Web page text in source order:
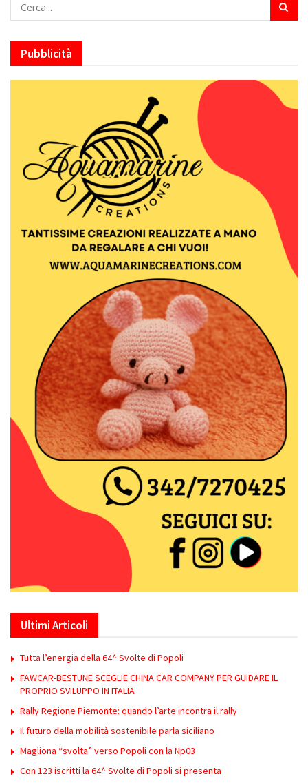
Pubblicità
Ultimi Articoli
Tutta l’energia della 64^ Svolte di Popoli
FAWCAR-BESTUNE SCEGLIE CHINA CAR COMPANY PER GUIDARE IL
PROPRIO SVILUPPO IN ITALIA
Rally Regione Piemonte: quando l’arte incontra il rally
Il futuro della mobilità sostenibile parla siciliano
Magliona “svolta” verso Popoli con la Np03
Con 123 iscritti la 64^ Svolte di Popoli si presenta